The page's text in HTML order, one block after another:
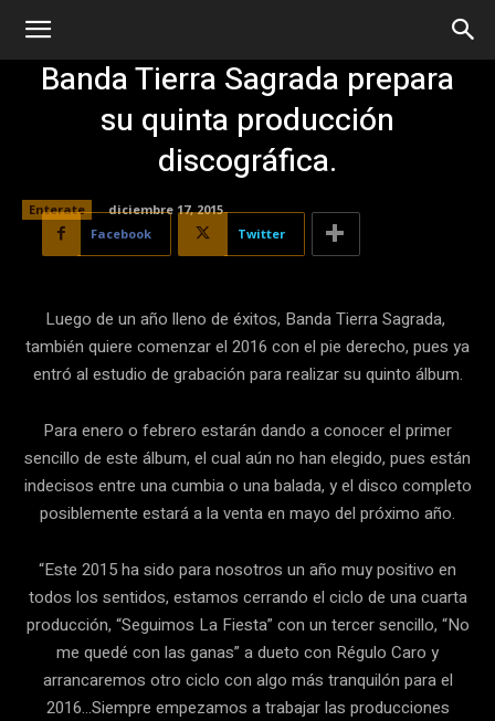
Banda Tierra Sagrada prepara
su quinta producción
discográfica.
Enterate
diciembre 17, 2015
Facebook
Twitter
Luego de un año lleno de éxitos, Banda Tierra Sagrada,
también quiere comenzar el 2016 con el pie derecho, pues ya
entró al estudio de grabación para realizar su quinto álbum.
Para enero o febrero estarán dando a conocer el primer
sencillo de este álbum, el cual aún no han elegido, pues están
indecisos entre una cumbia o una balada, y el disco completo
posiblemente estará a la venta en mayo del próximo año.
“Este 2015 ha sido para nosotros un año muy positivo en
todos los sentidos, estamos cerrando el ciclo de una cuarta
producción, “Seguimos La Fiesta” con un tercer sencillo, “No
me quedé con las ganas” a dueto con Régulo Caro y
arrancaremos otro ciclo con algo más tranquilón para el
2016…Siempre empezamos a trabajar las producciones